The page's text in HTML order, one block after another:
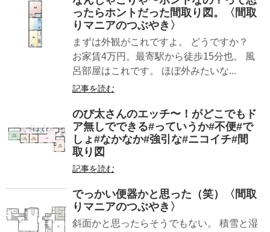
ったらホントだった間取り図。〈間取
りマニアのつぶやき〉
まずは外観がこれですよ。 どうですか？
お家賃4万円。最寄駅から徒歩15分也。 風
呂部屋はこれです。 ほぼ外みたいな...
記事を読む
のび太さんのエッチ〜！がどこでもド
ア無しでできる#っていうか#不便#で
しょ#なかなか#強引な#ニコイチ#間
取り図
記事を読む
でっかい便器かと思った（笑）〈間取
りマニアのつぶやき〉
斜面かと思ったらそうでもない。 積雪と湿